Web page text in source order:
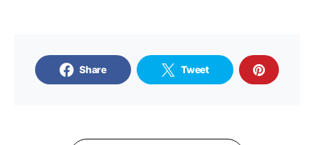
Share Tweet